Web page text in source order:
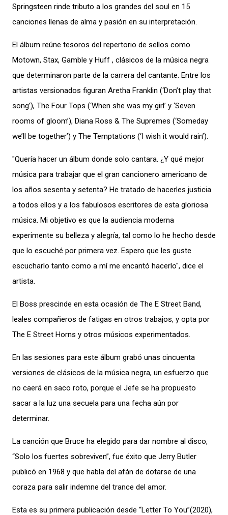
Springsteen rinde tributo a los grandes del soul en 15
canciones llenas de alma y pasión en su interpretación.
El álbum reúne tesoros del repertorio de sellos como
Motown, Stax, Gamble y Huff , clásicos de la música negra
que determinaron parte de la carrera del cantante. Entre los
artistas versionados figuran Aretha Franklin (‘Don’t play that
song’), The Four Tops (‘When she was my girl’ y ‘Seven
rooms of gloom’), Diana Ross & The Supremes (‘Someday
we’ll be together’) y The Temptations (‘I wish it would rain’).
"Quería hacer un álbum donde solo cantara. ¿Y qué mejor
música para trabajar que el gran cancionero americano de
los años sesenta y setenta? He tratado de hacerles justicia
a todos ellos y a los fabulosos escritores de esta gloriosa
música. Mi objetivo es que la audiencia moderna
experimente su belleza y alegría, tal como lo he hecho desde
que lo escuché por primera vez. Espero que les guste
escucharlo tanto como a mí me encantó hacerlo", dice el
artista.
El Boss prescinde en esta ocasión de The E Street Band,
leales compañeros de fatigas en otros trabajos, y opta por
The E Street Horns y otros músicos experimentados.
En las sesiones para este álbum grabó unas cincuenta
versiones de clásicos de la música negra, un esfuerzo que
no caerá en saco roto, porque el Jefe se ha propuesto
sacar a la luz una secuela para una fecha aún por
determinar.
La canción que Bruce ha elegido para dar nombre al disco,
“Solo los fuertes sobreviven”, fue éxito que Jerry Butler
publicó en 1968 y que habla del afán de dotarse de una
coraza para salir indemne del trance del amor.
Esta es su primera publicación desde “Letter To You”(2020),